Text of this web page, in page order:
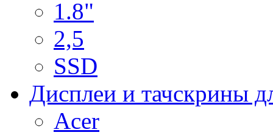
1.8"
2,5
SSD
Дисплеи и тачскрины
Acer